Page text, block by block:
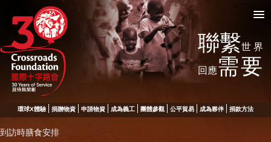
聯繫世界
回應需要
環球X體驗 捐贈物資 申請物資 成為義工 團體參觀 公平貿易 成為夥伴 捐款方法
到訪時膳食安排